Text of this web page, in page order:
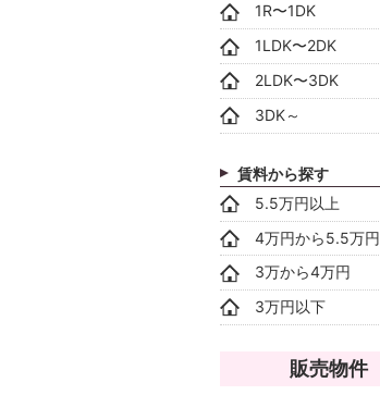
1R〜1DK
1LDK〜2DK
2LDK〜3DK
3DK～
賃料から探す
5.5万円以上
4万円から5.5万円
3万から4万円
3万円以下
販売物件